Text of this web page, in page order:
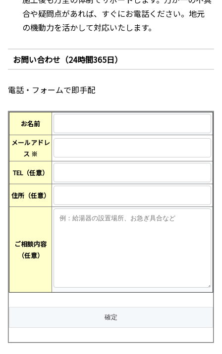
合や疑問点があれば、すぐにお電話ください。地元
の機動力を活かして対応いたします。
お問い合わせ（24時間365日）
電話・フォームで即手配
お名前
メールアドレ
ス ※
TEL（任意）
住所（任意）
ご相談内容
（任意）